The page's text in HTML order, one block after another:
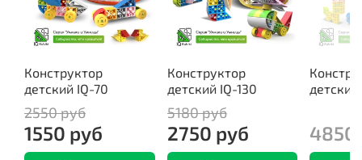
Конструктор
детский IQ-70
2550 руб
1550 руб
Конструктор
детский IQ-130
5180 руб
2750 руб 4850